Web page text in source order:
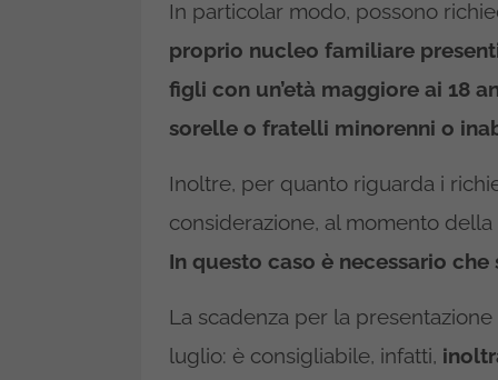
In particolar modo, possono
proprio nucleo familiare
figli con un’età maggiore ai 18
sorelle o fratelli minorenni o
Inoltre, per quanto riguarda i
considerazione, al momento
In questo caso è necessario
La scadenza per la
luglio: è consigliabile, infatti,